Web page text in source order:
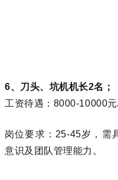
6、刀头、坑机机长2名；
工资待遇：8000-10000元/
岗位要求：25-45岁，需
意识及团队管理能力。